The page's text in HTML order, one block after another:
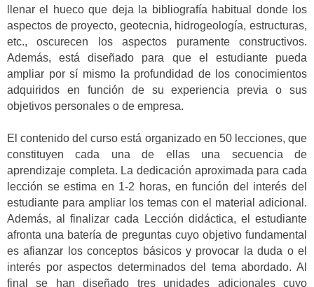
llenar el hueco que deja la bibliografía habitual donde los
aspectos de proyecto, geotecnia, hidrogeología, estructuras,
etc., oscurecen los aspectos puramente constructivos.
Además, está diseñado para que el estudiante pueda
ampliar por sí mismo la profundidad de los conocimientos
adquiridos en función de su experiencia previa o sus
objetivos personales o de empresa.
El contenido del curso está organizado en 50 lecciones, que
constituyen cada una de ellas una secuencia de
aprendizaje completa. La dedicación aproximada para cada
lección se estima en 1-2 horas, en función del interés del
estudiante para ampliar los temas con el material adicional.
Además, al finalizar cada Lección didáctica, el estudiante
afronta una batería de preguntas cuyo objetivo fundamental
es afianzar los conceptos básicos y provocar la duda o el
interés por aspectos determinados del tema abordado. Al
final se han diseñado tres unidades adicionales cuyo